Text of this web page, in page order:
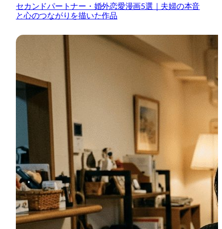
セカンドパートナー・婚外恋愛漫画5選｜夫婦の本音
と心のつながりを描いた作品